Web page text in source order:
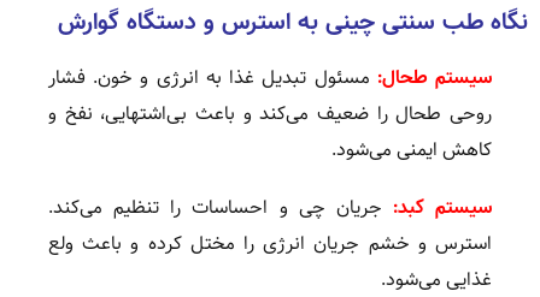
نگاه طب سنتی چینی به استرس و دستگاه گوارش
سیستم طحال: مسئول تبدیل غذا به انرژی و خون. فشار
روحی طحال را ضعیف می‌کند و باعث بی‌اشتهایی، نفخ و
کاهش ایمنی می‌شود.
سیستم کبد: جریان چی و احساسات را تنظیم می‌کند.
استرس و خشم جریان انرژی را مختل کرده و باعث ولع
غذایی می‌شود.